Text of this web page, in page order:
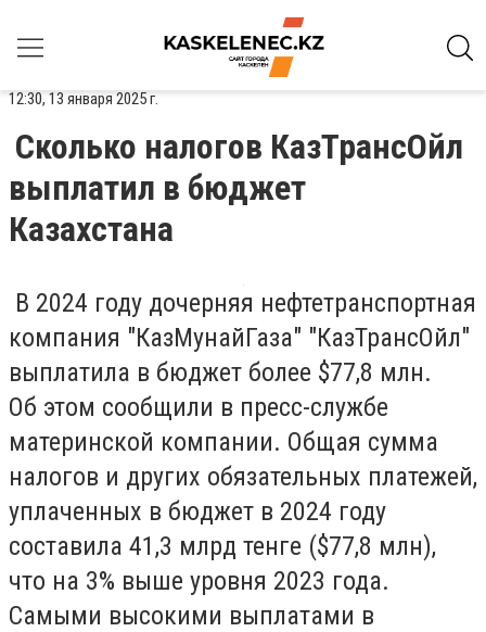
12:30, 13 января 2025 г.
Сколько налогов КазТрансОйл
выплатил в бюджет
Казахстана
В 2024 году дочерняя нефтетранспортная
компания "КазМунайГаза" "КазТрансОйл"
выплатила в бюджет более $77,8 млн.
Об этом сообщили в пресс-службе
материнской компании. Общая сумма
налогов и других обязательных платежей,
уплаченных в бюджет в 2024 году
составила 41,3 млрд тенге ($77,8 млн),
что на 3% выше уровня 2023 года.
Самыми высокими выплатами в